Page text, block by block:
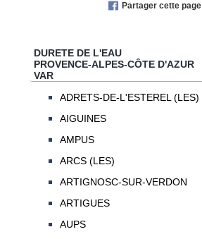
Partager cette page
DURETE DE L'EAU
PROVENCE-ALPES-CÔTE D'AZUR
VAR
ADRETS-DE-L'ESTEREL (LES)
AIGUINES
AMPUS
ARCS (LES)
ARTIGNOSC-SUR-VERDON
ARTIGUES
AUPS